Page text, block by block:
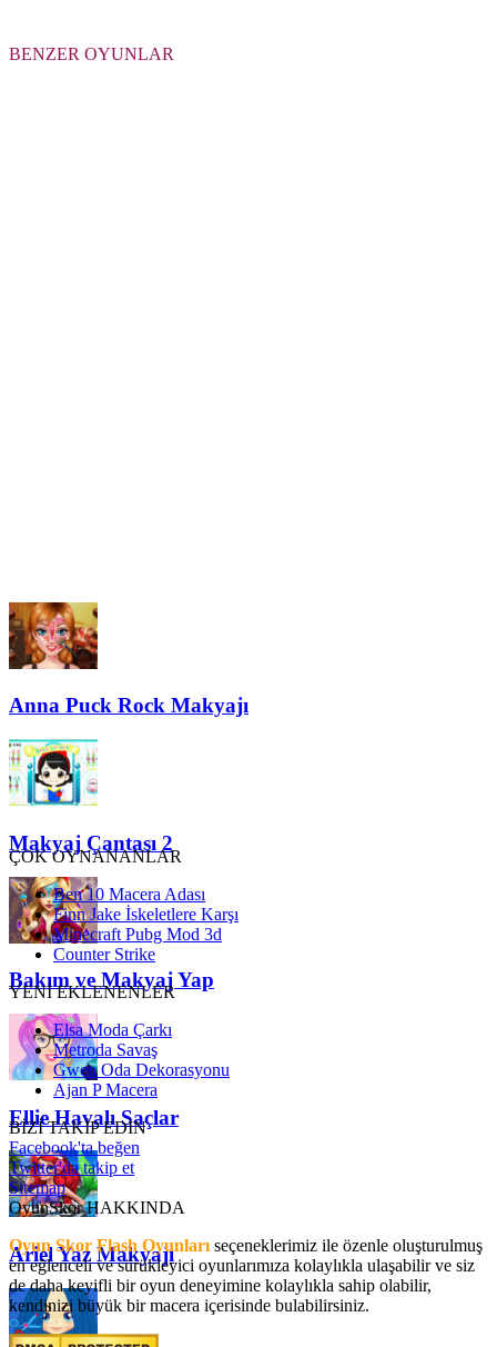
BENZER OYUNLAR
Anna Puck Rock Makyajı
Makyaj Çantası 2
Bakım ve Makyaj Yap
Ellie Havalı Saçlar
Ariel Yaz Makyajı
ÇOK OYNANANLAR
Ben 10 Macera Adası
Finn Jake İskeletlere Karşı
Minecraft Pubg Mod 3d
Counter Strike
YENİ EKLENENLER
Elsa Moda Çarkı
Metroda Savaş
Gwen Oda Dekorasyonu
Ajan P Macera
BİZİ TAKİP EDİN
Facebook'ta beğen
Twitter'da takip et
Sitemap
OyunSkor HAKKINDA
Oyun Skor Flash Oyunları seçeneklerimiz ile özenle oluşturulmuş
en eğlenceli ve sürükleyici oyunlarımıza kolaylıkla ulaşabilir ve siz
de daha keyifli bir oyun deneyimine kolaylıkla sahip olabilir,
kendinizi büyük bir macera içerisinde bulabilirsiniz.